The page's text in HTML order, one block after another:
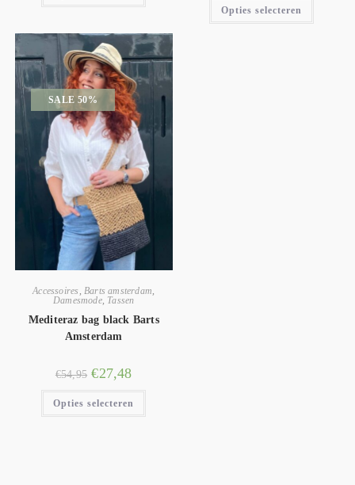
Opties selecteren
SALE 50%
Accessoires Barts amsterdam
Damesmode, Tassen
Mediteraz bag black Barts
Amsterdam
€54,95 €27,48
Opties selecteren